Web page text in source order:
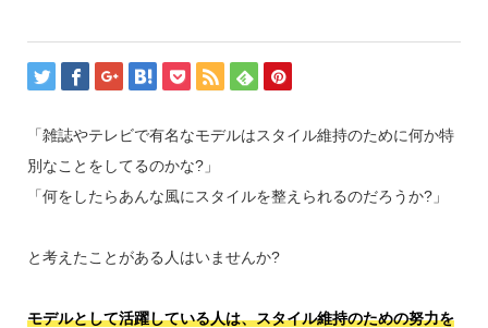
「雑誌やテレビで有名なモデルはスタイル維持のために何か特
別なことをしてるのかな?」
「何をしたらあんな風にスタイルを整えられるのだろうか?」
と考えたことがある人はいませんか?
モデルとして活躍している人は、スタイル維持のための努力を